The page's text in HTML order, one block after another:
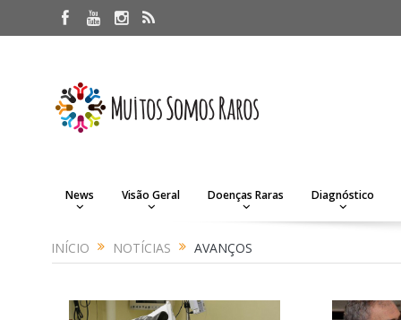
News Visão Geral Doenças Raras Diagnóstico
INÍCIO NOTÍCIAS AVANÇOS